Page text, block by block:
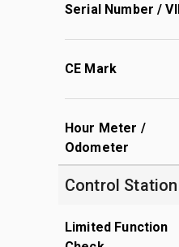
Serial Number /
CE Mark
Hour Meter /
Odometer
Control Station
Limited Function